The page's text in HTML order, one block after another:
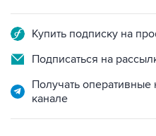
Купить подписку на
Подписаться на
Получать
канале